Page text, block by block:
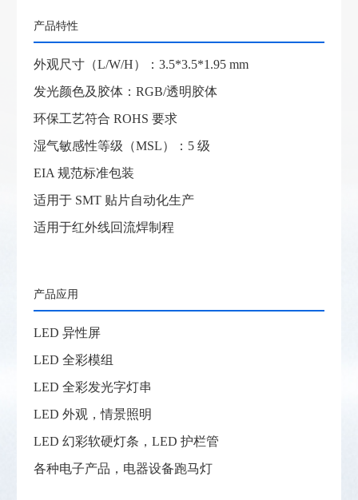
产品特性
外观尺寸（L/W/H）：3.5*3.5*1.95 mm
发光颜色及胶体：RGB/透明胶体
环保工艺符合 ROHS 要求
湿气敏感性等级（MSL）：5 级
EIA 规范标准包装
适用于 SMT 贴片自动化生产
适用于红外线回流焊制程
产品应用
LED 异性屏
LED 全彩模组
LED 全彩发光字灯串
LED 外观，情景照明
LED 幻彩软硬灯条，LED 护栏管
各种电子产品，电器设备跑马灯